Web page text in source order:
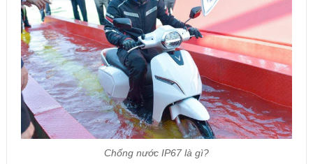
Chống nước IP67 là gì?